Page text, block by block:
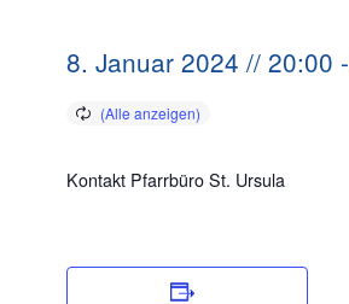
8. Januar 2024 // 20:00 -
Kontakt Pfarrbüro St. Ursula